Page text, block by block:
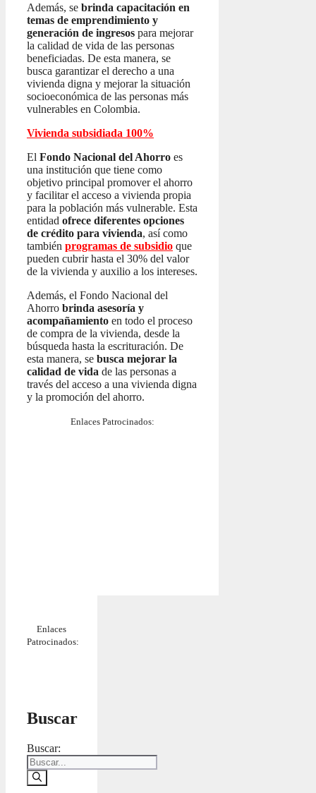
Además, se brinda capacitación en
temas de emprendimiento y
generación de ingresos para mejorar
la calidad de vida de las personas
beneficiadas. De esta manera, se
busca garantizar el derecho a una
vivienda digna y mejorar la situación
socioeconómica de las personas más
vulnerables en Colombia.
Vivienda subsidiada 100%
El Fondo Nacional del Ahorro es
una institución que tiene como
objetivo principal promover el ahorro
y facilitar el acceso a vivienda propia
para la población más vulnerable. Esta
entidad ofrece diferentes opciones
de crédito para vivienda, así como
también programas de subsidio que
pueden cubrir hasta el 30% del valor
de la vivienda y auxilio a los intereses.
Además, el Fondo Nacional del
Ahorro brinda asesoría y
acompañamiento en todo el proceso
de compra de la vivienda, desde la
búsqueda hasta la escrituración. De
esta manera, se busca mejorar la
calidad de vida de las personas a
través del acceso a una vivienda digna
y la promoción del ahorro.
Enlaces Patrocinados:
Enlaces
Patrocinados:
Buscar
Buscar: